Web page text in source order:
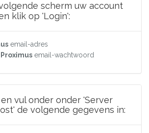
scherm uw account
klik op 'Login':
email-adres
Proximus email-wachtwoord
en vul onder onder 'Server
de volgende gegevens in: